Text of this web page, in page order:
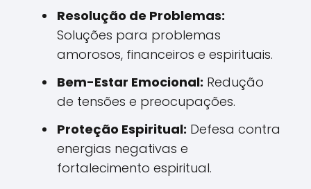
Resolução de Problemas:
Soluções para problemas
amorosos, financeiros e espirituais.
Bem-Estar Emocional: Redução
de tensões e preocupações.
Proteção Espiritual: Defesa contra
energias negativas e
fortalecimento espiritual.